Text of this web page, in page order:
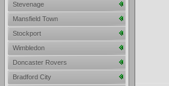
Stevenage
Mansfield Town
Stockport
Wimbledon
Doncaster Rovers
Bradford City